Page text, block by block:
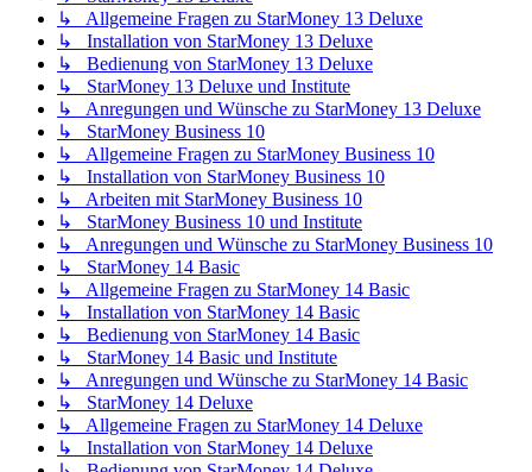
↳ Allgemeine Fragen zu StarMoney 13 Deluxe
↳ Installation von StarMoney 13 Deluxe
↳ Bedienung von StarMoney 13 Deluxe
↳ StarMoney 13 Deluxe und Institute
↳ Anregungen und Wünsche zu StarMoney 13 Deluxe
↳ StarMoney Business 10
↳ Allgemeine Fragen zu StarMoney Business 10
↳ Installation von StarMoney Business 10
↳ Arbeiten mit StarMoney Business 10
↳ StarMoney Business 10 und Institute
↳ Anregungen und Wünsche zu StarMoney Business 10
↳ StarMoney 14 Basic
↳ Allgemeine Fragen zu StarMoney 14 Basic
↳ Installation von StarMoney 14 Basic
↳ Bedienung von StarMoney 14 Basic
↳ StarMoney 14 Basic und Institute
↳ Anregungen und Wünsche zu StarMoney 14 Basic
↳ StarMoney 14 Deluxe
↳ Allgemeine Fragen zu StarMoney 14 Deluxe
↳ Installation von StarMoney 14 Deluxe